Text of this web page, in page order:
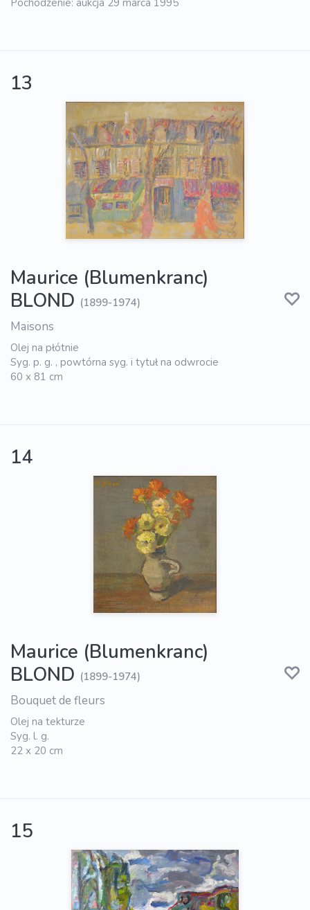
Pochodzenie: aukcja 29 marca 1995
13
Maurice (Blumenkranc)
BLOND (1899-1974)
Maisons
Olej na płótnie
Syg. p. g. , powtórna syg. i tytuł na odwrocie
60 x 81 cm
14
Maurice (Blumenkranc)
BLOND (1899-1974)
Bouquet de fleurs
Olej na tekturze
Syg. l. g.
22 x 20 cm
15